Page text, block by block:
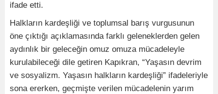
ifade etti.
Halkların kardeşliği ve toplumsal barış vurgusunun
öne çıktığı açıklamasında farklı geleneklerden gelen
aydınlık bir geleceğin omuz omuza mücadeleyle
kurulabileceği dile getiren Kapıkran, “Yaşasın devrim
ve sosyalizm. Yaşasın halkların kardeşliği” ifadeleriyle
sona ererken, geçmişte verilen mücadelenin yarım